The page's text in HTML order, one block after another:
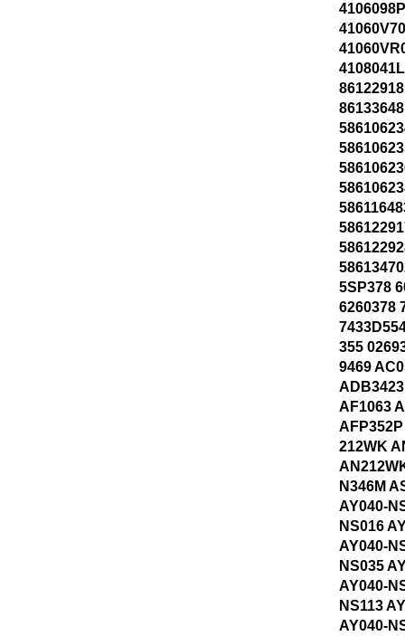
5SP378
6260378
355
9469
AF1063
212WK
N346M
AY040-
NS016
AY040-
NS035
AY040-
NS113
AY040-